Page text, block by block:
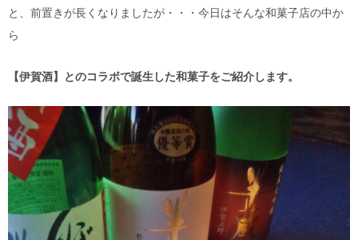
と、前置きが長くなりましたが・・・今日はそんな和菓子店の中か
ら
【伊賀酒】とのコラボで誕生した和菓子をご紹介します。